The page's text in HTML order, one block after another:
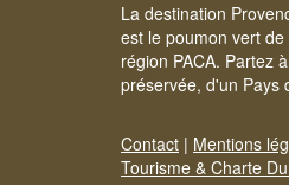
La destination
est le poumon vert
région PACA. Partez
préservée, d'un Pays
Contact | Mentions
Tourisme & Charte